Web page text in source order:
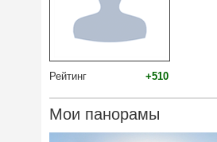
Рейтинг +510
Мои панорамы